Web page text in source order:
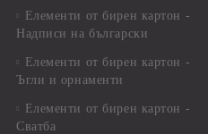
Елементи от бирен картон -
Надписи на български
Елементи от бирен картон -
Ъгли и орнаменти
Елементи от бирен картон -
Сватба